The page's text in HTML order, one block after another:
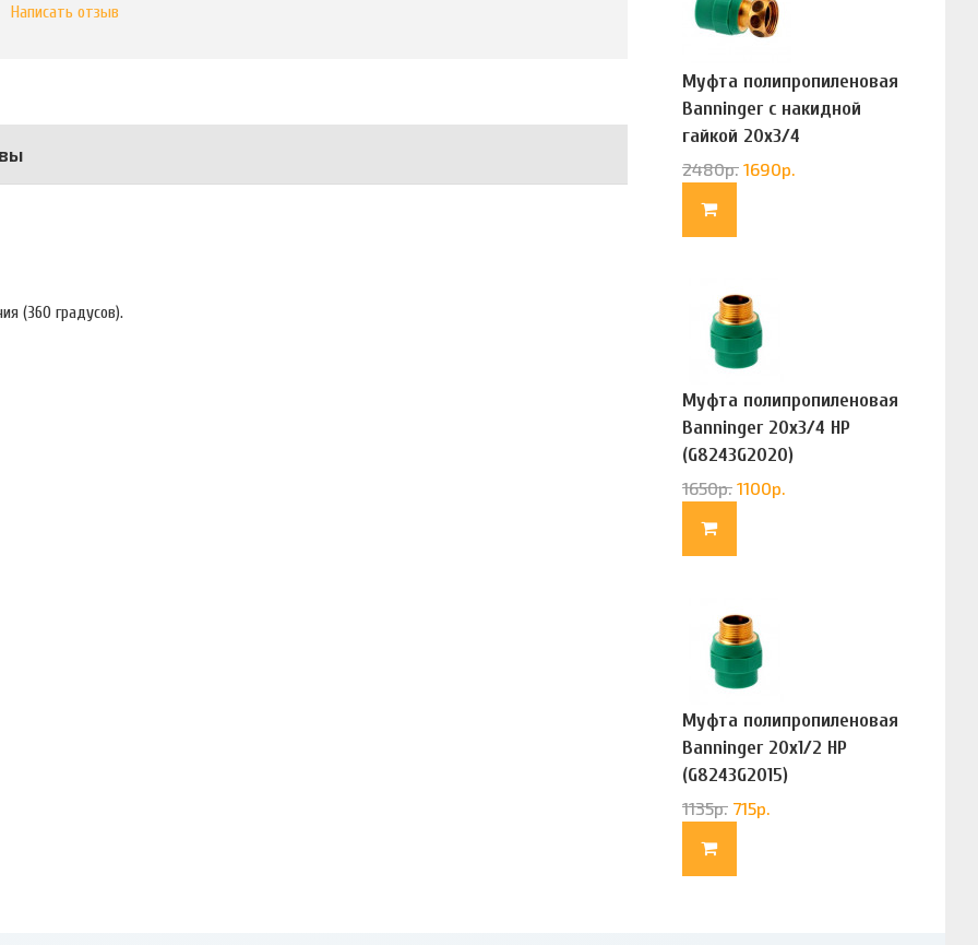
Написать отзыв
(360 градусов).
Муфта полипропиленовая
Banninger с накидной
гайкой 20х3/4
(G83322020)
2480р. 1690р.
Муфта полипропиленовая
Banninger 20х3/4 НР
(G8243G2020)
1650р. 1100р.
Муфта полипропиленовая
Banninger 20х1/2 НР
(G8243G2015)
1135р. 715р.